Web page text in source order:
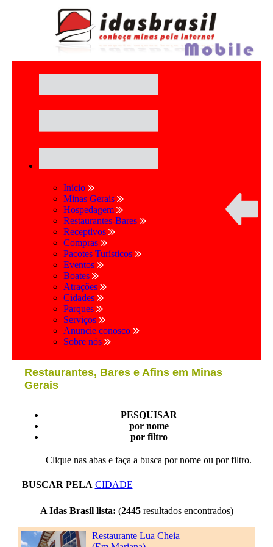
Início
Minas Gerais
Hospedagem
Restaurantes-Bares
Receptivos
Compras
Pacotes Turísticos
Eventos
Boates
Atrações
Cidades
Parques
Serviços
Anuncie conosco
Sobre nós
Restaurantes, Bares e Afins em Minas
Gerais
PESQUISAR
por nome
por filtro
Clique nas abas e faça a busca por nome ou por filtro.
BUSCAR PELA CIDADE
A Idas Brasil lista: (2445resultados encontrados)
Restaurante Lua Cheia